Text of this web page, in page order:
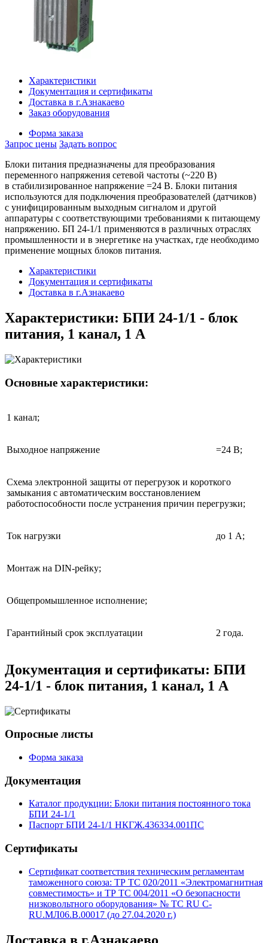
Характеристики
Документация и сертификаты
Доставка в г.Азнакаево
Заказ оборудования
Форма заказа
Запрос цены Задать вопрос
Блоки питания предназначены для преобразования
переменного напряжения сетевой частоты (~220 В)
в стабилизированное напряжение =24 В. Блоки питания
используются для подключения преобразователей (датчиков)
с унифицированным выходным сигналом и другой
аппаратуры с соответствующими требованиями к питающему
напряжению. БП 24-1/1 применяются в различных отраслях
промышленности и в энергетике на участках, где необходимо
применение мощных блоков питания.
Характеристики
Документация и сертификаты
Доставка в г.Азнакаево
Характеристики: БПИ 24-1/1 - блок
питания, 1 канал, 1 А
Основные характеристики:
1 канал;
Выходное напряжение =24 В;
Схема электронной защиты от перегрузок и короткого
замыкания с автоматическим восстановлением
работоспособности после устранения причин перегрузки;
Ток нагрузки до 1 А;
Монтаж на DIN-рейку;
Общепромышленное исполнение;
Гарантийный срок эксплуатации 2 года.
Документация и сертификаты: БПИ
24-1/1 - блок питания, 1 канал, 1 А
Опросные листы
Форма заказа
Документация
Каталог продукции: Блоки питания постоянного тока
БПИ 24-1/1
Паспорт БПИ 24-1/1 НКГЖ.436334.001ПС
Сертификаты
Сертификат соответствия техническим регламентам
таможенного союза: ТР ТС 020/2011 «Электромагнитная
совместимость» и ТР ТС 004/2011 «О безопасности
низковольтного оборудования» № TC RU C-
RU.МЛ06.В.00017 (до 27.04.2020 г.)
Доставка в г.Азнакаево